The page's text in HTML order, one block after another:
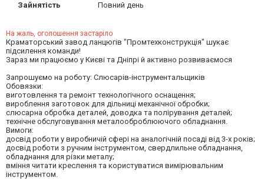
Зайнятість Повний день
На жаль, оголошення застаріло
Краматорський завод ланцюгів "Промтехконструкція" шукає
підсилення команди!
Зараз ми працюємо у Києві та Дніпрі й активно розвиваємося
Запрошуємо на роботу: Слюсарів-інструментальщиків
Обовязки:
виготовлення та ремонт технологічного оснащення;
вироблення заготовок для дільниці механічної обробки;
слюсарна обробка деталей, доводка та полірування деталей;
технічне обслуговування металооброблюючого обладнання.
Вимоги:
досвід роботи у виробничій сфері на аналогічній посаді від 3-х років;
досвід роботи з ручним інструментом, свердлильне обладнання,
обладнання для різки металу;
вміння читати креслення та користуватися вимірювальним
інструментом.